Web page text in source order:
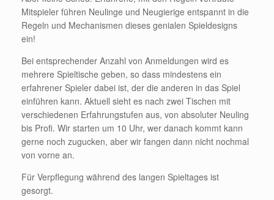
Mitspieler führen Neulinge und Neugierige entspannt in die
Regeln und Mechanismen dieses genialen Spieldesigns
ein!
Bei entsprechender Anzahl von Anmeldungen wird es
mehrere Spieltische geben, so dass mindestens ein
erfahrener Spieler dabei ist, der die anderen in das Spiel
einführen kann. Aktuell sieht es nach zwei Tischen mit
verschiedenen Erfahrungstufen aus, von absoluter Neuling
bis Profi. Wir starten um 10 Uhr, wer danach kommt kann
gerne noch zugucken, aber wir fangen dann nicht nochmal
von vorne an.
Für Verpflegung während des langen Spieltages ist
gesorgt.